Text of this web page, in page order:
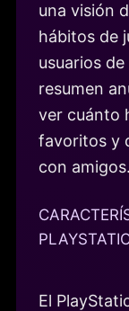
una visión
hábitos de
usuarios
resumen
ver cuánto
favoritos y
con amigos.
El